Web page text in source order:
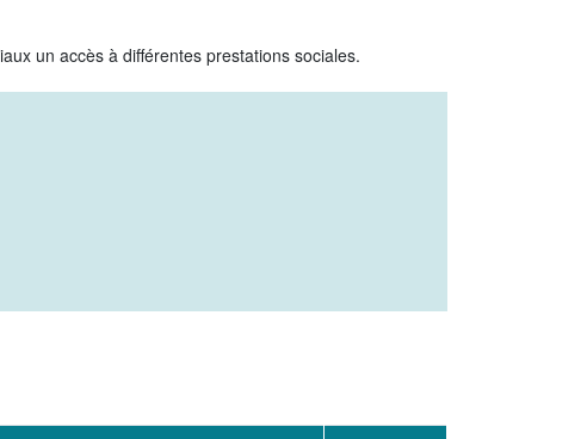
un accès à différentes prestations sociales.